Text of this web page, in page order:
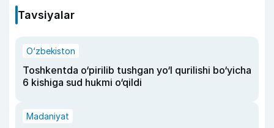
Tavsiyalar
O‘zbekiston
Toshkentda o‘pirilib tushgan yo‘l qurilishi bo‘yicha
6 kishiga sud hukmi o‘qildi
Madaniyat